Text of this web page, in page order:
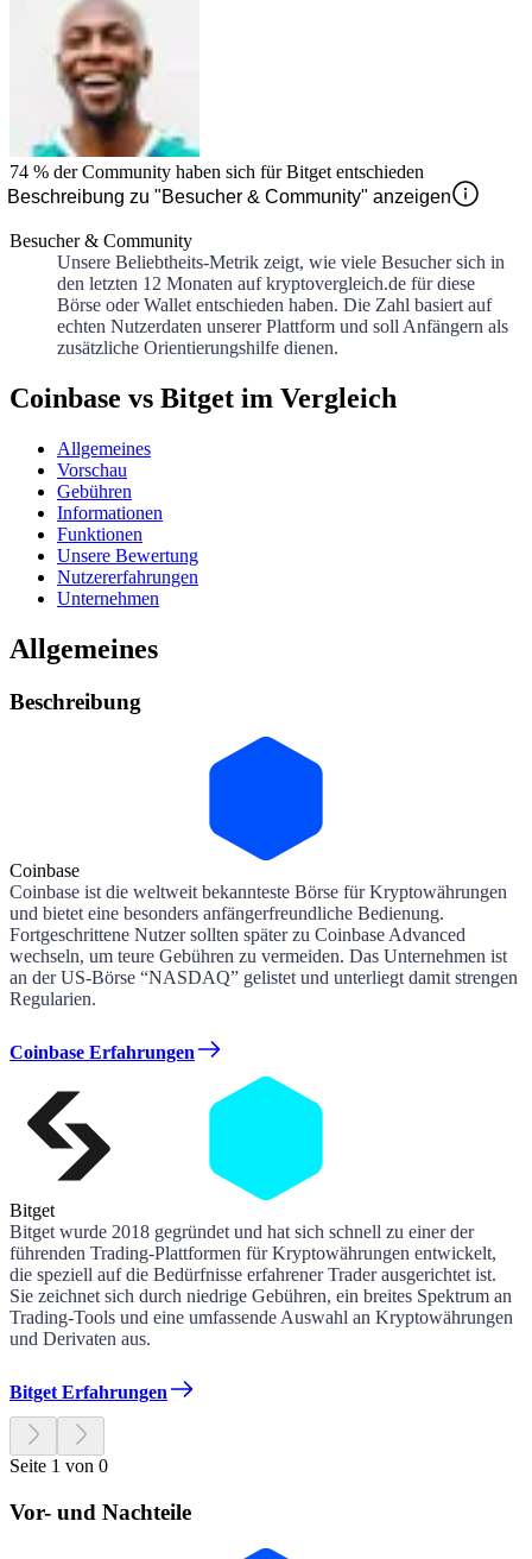
74 % der Community haben sich fürBitget entschieden
Beschreibung zu "Besucher & Community" anzeigen
Besucher & Community
Unsere Beliebtheits-Metrik zeigt, wie viele Besucher sich in
den letzten 12 Monaten auf kryptovergleich.de für diese
Börse oder Wallet entschieden haben. Die Zahl basiert auf
echten Nutzerdaten unserer Plattform und soll Anfängern als
zusätzliche Orientierungshilfe dienen.
Coinbase vs Bitget im Vergleich
Allgemeines
Vorschau
Gebühren
Informationen
Funktionen
Unsere Bewertung
Nutzererfahrungen
Unternehmen
Allgemeines
Beschreibung
Coinbase
Coinbase ist die weltweit bekannteste Börse für Kryptowährungen
und bietet eine besonders anfängerfreundliche Bedienung.
Fortgeschrittene Nutzer sollten später zu Coinbase Advanced
wechseln, um teure Gebühren zu vermeiden. Das Unternehmen ist
an der US-Börse “NASDAQ” gelistet und unterliegt damit strengen
Regularien.
Coinbase Erfahrungen
Bitget
Bitget wurde 2018 gegründet und hat sich schnell zu einer der
führenden Trading-Plattformen für Kryptowährungen entwickelt,
die speziell auf die Bedürfnisse erfahrener Trader ausgerichtet ist.
Sie zeichnet sich durch niedrige Gebühren, ein breites Spektrum an
Trading-Tools und eine umfassende Auswahl an Kryptowährungen
und Derivaten aus.
Bitget Erfahrungen
Seite 1 von 0
Vor- und Nachteile